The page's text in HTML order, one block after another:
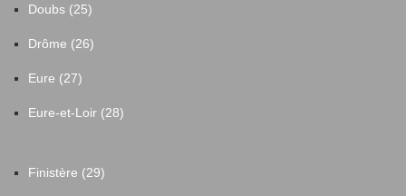
Doubs (25)
Drôme (26)
Eure (27)
Eure-et-Loir (28)
Finistère (29)